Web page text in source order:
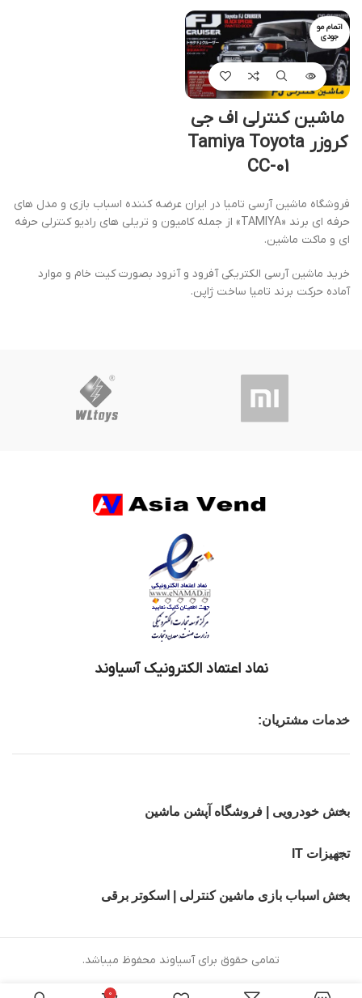
اتمام مو
جودی
ماشین کنترلی اف جی
کروزر Tamiya Toyota
CC-01
فروشگاه ماشین آرسی تامیا در ایران عرضه کننده اسباب بازی و مدل های
حرفه ای برند «TAMIYA» از جمله کامیون و تریلی های رادیو کنترلی حرفه
ای و ماکت ماشین.
خرید ماشین آرسی الکتریکی آفرود و آنرود بصورت کیت خام و موارد
آماده حرکت برند تامیا ساخت ژاپن.
نماد اعتماد الکترونیک آسیاوند
خدمات مشتریان:
بخش خودرویی | فروشگاه آپشن ماشین
تجهیزات IT
بخش اسباب بازی ماشین کنترلی | اسکوتر برقی
تمامی حقوق برای آسیاوند محفوظ میباشد.
0